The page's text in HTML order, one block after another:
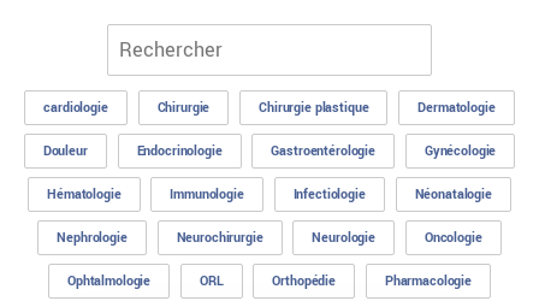
cardiologie Chirurgie Chirurgie plastique Dermatologie
Douleur Endocrinologie Gastroentérologie Gynécologie
Hématologie Immunologie Infectiologie Néonatalogie
Nephrologie Neurochirurgie Neurologie Oncologie
Ophtalmologie ORL Orthopédie Pharmacologie